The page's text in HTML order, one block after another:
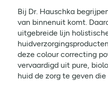
Bij Dr. Hauschka
van binnenuit komt.
uitgebreide lijn
deze colour correcting
vervaardigd uit pure,
huid de zorg te geven